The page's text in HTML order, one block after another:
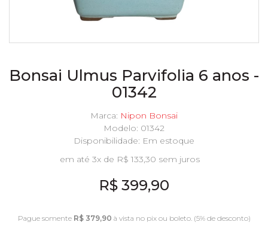
Bonsai Ulmus Parvifolia 6 anos -
01342
Marca: Nipon Bonsai
Modelo: 01342
Disponibilidade: Em estoque
R$ 399,90
em até 3x de R$ 133,30 sem juros
Pague somente R$ 379,90 à vista no pix ou boleto. (5% de desconto)